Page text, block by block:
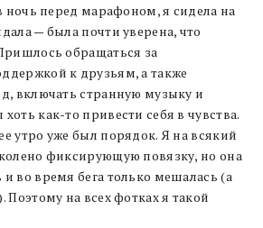
ночь перед марафоном, я сидела на
— была почти уверена, что
обращаться за
к друзьям, а также
включать странную музыку и
как-то привести себя в чувства.
утро уже был порядок. Я на всякий
фиксирующую повязку, но она
во время бега только мешалась (а
Поэтому на всех фотках я такой